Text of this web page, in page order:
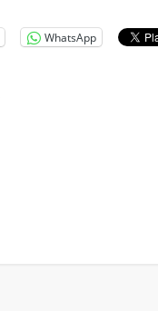
WhatsApp